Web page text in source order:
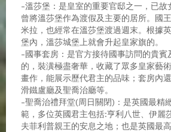
-溫莎堡：是皇室的重要官邸之一，已故
曾將溫莎堡作為渡假及主要的居所。國
米拉，也經常在溫莎堡渡過週末。根據
堡內，溫莎城堡上就會升起皇家旗的。
-國事套房 : 是官方接待國事訪問的貴賓
的，裝潢極盡奢華，收藏了眾多皇家藝
畫作，能展示歷代君主的品味；套房內
滑鐵盧廳及聖喬治廳等。
-聖喬治禮拜堂(周日關閉) : 是英國最精
範，多位英國君主包括:亨利八世、伊麗
夫菲利普親王的安息之地；也是英國最